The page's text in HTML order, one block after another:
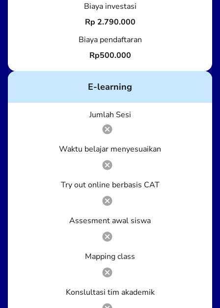
Biaya investasi
Rp 2.790.000
Biaya pendaftaran
Rp500.000
E-learning
Jumlah Sesi
Waktu belajar menyesuaikan
Try out online berbasis CAT
Assesment awal siswa
Mapping class
Konslultasi tim akademik